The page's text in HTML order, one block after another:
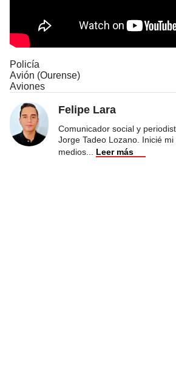
Policía
Avión (Ourense)
Aviones
Felipe Lara
Comunicador social y
Jorge Tadeo Lozano. Inicié
medios
Leer más